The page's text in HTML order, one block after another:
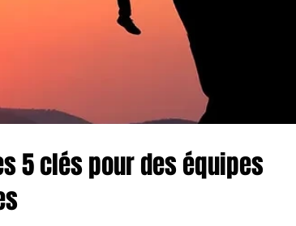
5 clés pour des équipes